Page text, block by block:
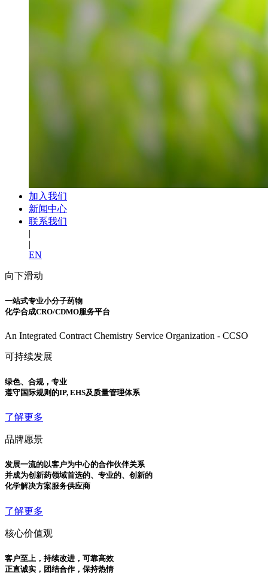
加入我们
新闻中心
联系我们
|
|
EN
向下滑动
一站式专业小分子药物
化学合成CRO/CDMO服务平台
An Integrated Contract Chemistry Service Organization - CCSO
可持续发展
绿色、合规，专业
遵守国际规则的IP, EHS及质量管理体系
了解更多
品牌愿景
发展一流的以客户为中心的合作伙伴关系
并成为创新药领域首选的、专业的、创新的
化学解决方案服务供应商
了解更多
核心价值观
客户至上，持续改进，可靠高效
正直诚实，团结合作，保持热情